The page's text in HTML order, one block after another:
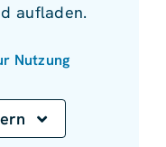
aufladen.
Nutzung